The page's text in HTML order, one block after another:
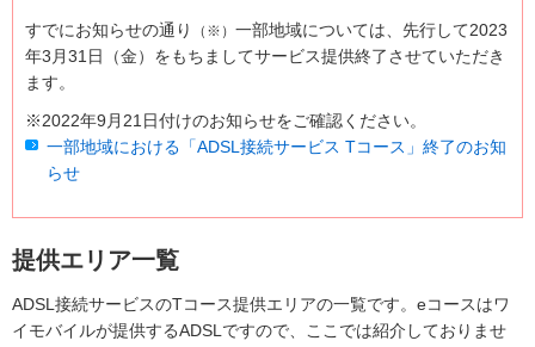
すでにお知らせの通り （※） 一部地域については、先行して2023
年3月31日（金）をもちましてサービス提供終了させていただき
ます。
※2022年9月21日付けのお知らせをご確認ください。
一部地域における「ADSL接続サービス Tコース」終了のお知
らせ
提供エリア一覧
ADSL接続サービスのTコース提供エリアの一覧です。eコースはワ
イモバイルが提供するADSLですので、ここでは紹介しておりませ